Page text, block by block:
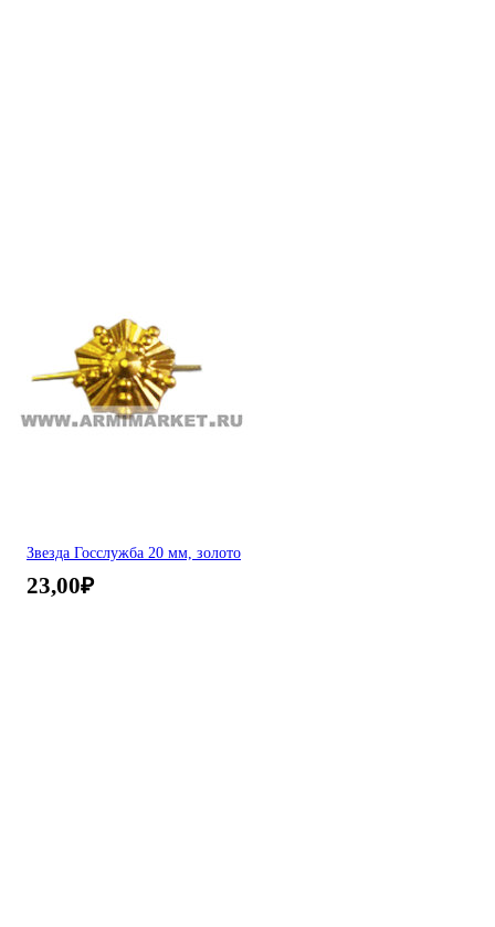
Звезда Госслужба 20 мм, золото
23,00₽